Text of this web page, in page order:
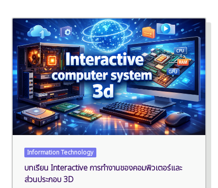
Information Technology
บทเรียน Interactive การทำงานของคอมพิวเตอร์และ
ส่วนประกอบ 3D